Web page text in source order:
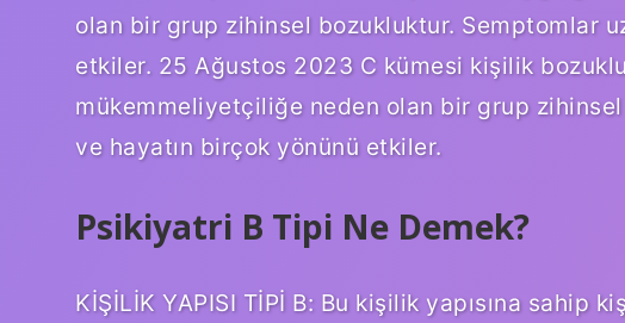
olan bir grup zihinsel bozukluktur. Semptomlar
etkiler. 25 Ağustos 2023 C kümesi kişilik
mükemmeliyetçiliğe neden olan bir grup
ve hayatın birçok yönünü etkiler.
Psikiyatri B Tipi Ne Demek?
KİŞİLİK YAPISI TİPİ B: Bu kişilik yapısına sahip